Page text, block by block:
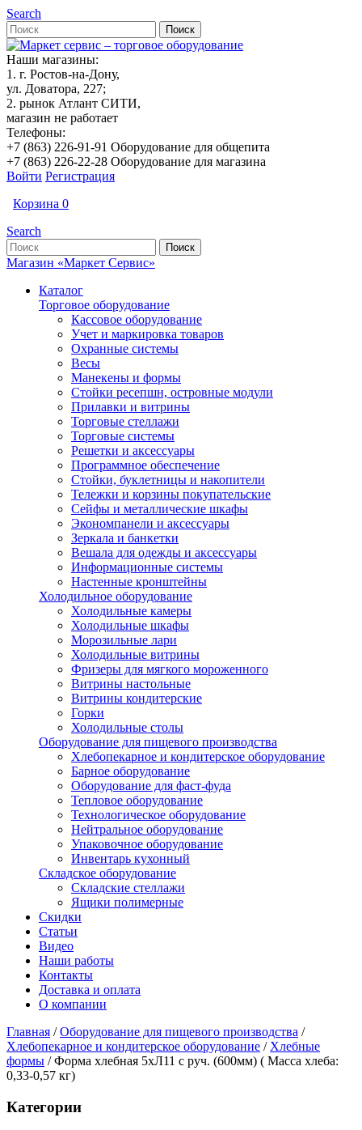
Search
Наши магазины:
1. г. Ростов-на-Дону,
ул. Доватора, 227;
2. рынок Атлант СИТИ,
магазин не работает
Телефоны:
+7 (863) 226-91-91 Оборудование для общепита
+7 (863) 226-22-28 Оборудование для магазина
Войти Регистрация
Корзина 0
Search
Магазин «Маркет Сервис»
Каталог
Торговое оборудование
Кассовое оборудование
Учет и маркировка товаров
Охранные системы
Весы
Манекены и формы
Стойки ресепшн, островные модули
Прилавки и витрины
Торговые стеллажи
Торговые системы
Решетки и аксессуары
Программное обеспечение
Стойки, буклетницы и накопители
Тележки и корзины покупательские
Сейфы и металлические шкафы
Экономпанели и аксессуары
Зеркала и банкетки
Вешала для одежды и аксессуары
Информационные системы
Настенные кронштейны
Холодильное оборудование
Холодильные камеры
Холодильные шкафы
Морозильные лари
Холодильные витрины
Фризеры для мягкого мороженного
Витрины настольные
Витрины кондитерские
Горки
Холодильные столы
Оборудование для пищевого производства
Хлебопекарное и кондитерское оборудование
Барное оборудование
Оборудование для фаст-фуда
Тепловое оборудование
Технологическое оборудование
Нейтральное оборудование
Упаковочное оборудование
Инвентарь кухонный
Складское оборудование
Складские стеллажи
Ящики полимерные
Скидки
Статьи
Видео
Наши работы
Контакты
Доставка и оплата
О компании
Главная / Оборудование для пищевого производства /
Хлебопекарное и кондитерское оборудование / Хлебные
формы / Форма хлебная 5хЛ11 с руч. (600мм) ( Масса хлеба:
0,33-0,57 кг)
Категории